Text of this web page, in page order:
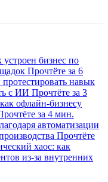
бизнес по
Прочтёте за 6
навык
с ИИ Прочтёте за 3
офлайн-бизнесу
за 4 мин.
автоматизации
Прочтёте
хаос: как
из-за внутренних